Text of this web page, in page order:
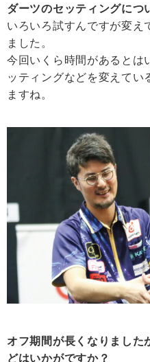
ダーツのセッティングにつ
いろいろ試すんですが変え
ました。
今回いくら時間があるとは
ッティングなどを変えてい
ますね。
オフ期間が長くなりました
どはいかがですか？